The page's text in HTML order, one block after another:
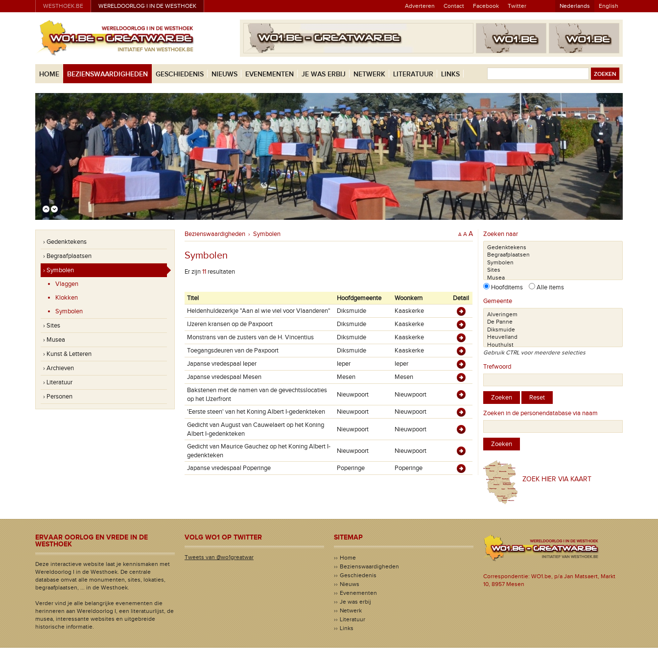
WESTHOEK.BE WERELDOORLOG I IN DE WESTHOEK Adverteren Contact Facebook Twitter Nederlands English
HOME BEZIENSWAARDIGHEDEN GESCHIEDENIS NIEUWS EVENEMENTEN JE WAS ERBIJ NETWERK LITERATUUR LINKS
› Gedenktekens
› Begraafplaatsen
› Symbolen
Vlaggen
Klokken
Symbolen
› Sites
› Musea
› Kunst & Letteren
› Archieven
› Literatuur
› Personen
Bezienswaardigheden › Symbolen A A A
Symbolen
Er zijn11 resultaten
Titel Hoofdgemeente Woonkern
Detail
Heldenhuldezerkje "Aan al wie viel voor Vlaanderen"
Diksmuide
Kaaskerke
IJzeren kransen op de Paxpoort
Diksmuide
Kaaskerke
Monstrans van de zusters van de H. Vincentius
Diksmuide
Kaaskerke
Toegangsdeuren van de Paxpoort
Diksmuide
Kaaskerke
Japanse vredespaal Ieper
Ieper
Ieper
Japanse vredespaal Mesen
Mesen
Mesen
Bakstenen met de namen van de gevechtsslocaties
op het IJzerfront
Nieuwpoort Nieuwpoort
'Eerste steen' van het Koning Albert I-gedenkteken Nieuwpoort
Nieuwpoort
Gedicht van August van Cauwelaert op het Koning
Albert I-gedenkteken
Nieuwpoort Nieuwpoort
Gedicht van Maurice Gauchez op het Koning Albert I-
gedenkteken
Nieuwpoort Nieuwpoort
Japanse vredespaal Poperinge Poperinge Poperinge
Zoeken naar
Hoofditems
Alle items
Gemeente
Gebruik CTRL voor meerdere selecties
Trefwoord
Zoeken in de personendatabase via naam
ZOEK HIER VIA KAART
ERVAAR OORLOG EN VREDE IN DE
WESTHOEK
Deze interactieve website laat je kennismaken met
Wereldoorlog I in de Westhoek. De centrale
database omvat alle monumenten, sites, lokaties,
begraafplaatsen, ... in de Westhoek.
Verder vind je alle belangrijke evenementen die
herinneren aan Wereldoorlog I, een literatuurlijst, de
musea, interessante websites en uitgebreide
historische informatie.
VOLG WO1 OP TWITTER
Tweets van @wo1greatwar
SITEMAP
Home
Bezienswaardigheden
Geschiedenis
Nieuws
Evenementen
Je was erbij
Netwerk
Literatuur
Links
Correspondentie: WO1.be, p/a Jan Matsaert, Markt
10, 8957 Mesen